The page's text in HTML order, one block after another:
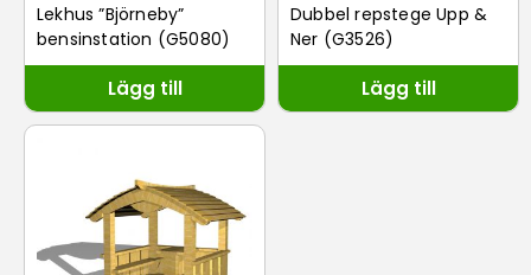
Lekhus ”Björneby”
bensinstation (G5080)
Lägg till
Dubbel repstege Upp &
Ner (G3526)
Lägg till